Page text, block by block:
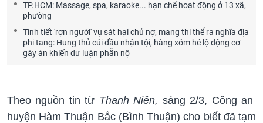
TP.HCM: Massage, spa, karaoke... hạn chế hoạt động ở 13 xã,
phường
Tình tiết 'rợn người' vụ sát hại chủ nợ, mang thi thể ra nghĩa địa
phi tang: Hung thủ cúi đầu nhận tội, hàng xóm hé lộ động cơ
gây án khiến dư luận phẫn nộ
Theo nguồn tin từ Thanh Niên, sáng 2/3, Công an
huyện Hàm Thuận Bắc (Bình Thuận) cho biết đã tạm